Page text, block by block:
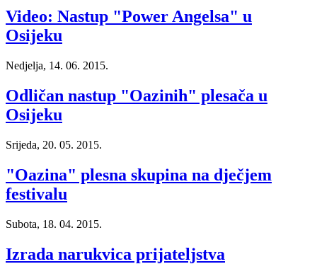
Video: Nastup "Power Angelsa" u
Osijeku
Nedjelja, 14. 06. 2015.
Odličan nastup "Oazinih" plesača u
Osijeku
Srijeda, 20. 05. 2015.
"Oazina" plesna skupina na dječjem
festivalu
Subota, 18. 04. 2015.
Izrada narukvica prijateljstva